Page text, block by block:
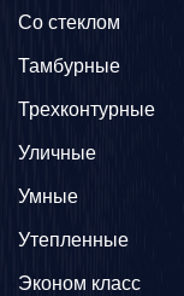
Со стеклом
Тамбурные
Трехконтурные
Уличные
Умные
Утепленные
Эконом класс